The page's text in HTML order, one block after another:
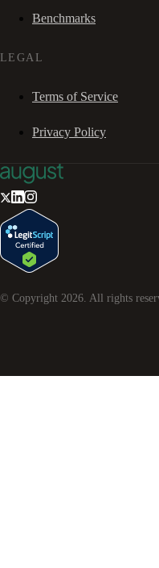
Benchmarks
LEGAL
Terms of Service
Privacy Policy
© Copyright 2026 . All rights